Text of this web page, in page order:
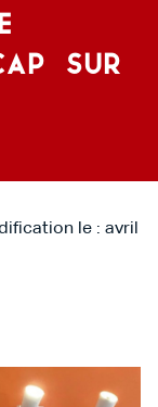
SUR
le : avril